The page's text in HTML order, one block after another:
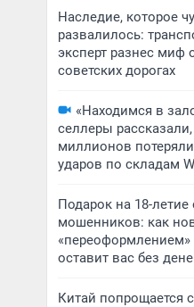
Наследие, которое
развалилось:
эксперт разнес миф
советских дорогах
«Находимся в
селлеры
миллионов
ударов по складам
Подарок на 18-летие
мошенников: как
оставит вас без
Китай попрощается